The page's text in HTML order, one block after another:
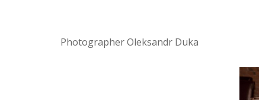
Photographer Oleksandr Duka